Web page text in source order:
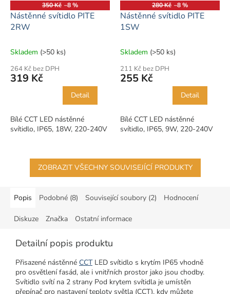
350 Kč –8 %
Nástěnné svítidlo PITE
2RW
Skladem (>50 ks)
264 Kč bez DPH
319 Kč
Detail
Bílé CCT LED nástěnné
svítidlo, IP65, 18W, 220-240V
280 Kč –8 %
Nástěnné svítidlo PITE
1SW
Skladem (>50 ks)
211 Kč bez DPH
255 Kč
Detail
Bílé CCT LED nástěnné
svítidlo, IP65, 9W, 220-240V
ZOBRAZIT VŠECHNY SOUVISEJÍCÍ PRODUKTY
Popis Podobné (8) Související soubory (2) Hodnocení
Diskuze Značka Ostatní informace
Detailní popis produktu
Přisazené nástěnné CCTLED svítidlo s krytím IP65 vhodně
pro osvětlení fasád, ale i vnitřních prostor jako jsou chodby.
Svítidlo svítí na 2 strany Pod krytem svítidla je umístěn
přepínač pro nastavení teploty světla (CCT), kdy můžete